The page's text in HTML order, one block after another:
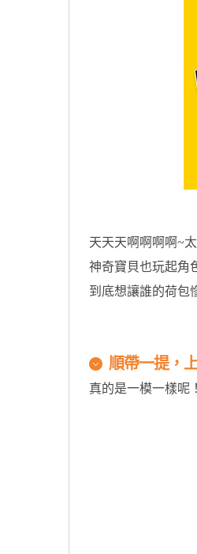
天天天啊啊啊啊~
神奇寶貝也玩起角
到底想讓誰的荷包
順帶一提，
真的是一模一樣呢